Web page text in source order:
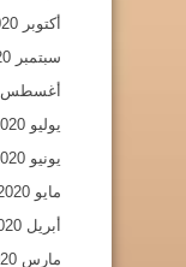
أكتوبر 2020
سبتمبر 2020
أغسطس 2020
يوليو 2020
يونيو 2020
مايو 2020
أبريل 2020
مارس 2020